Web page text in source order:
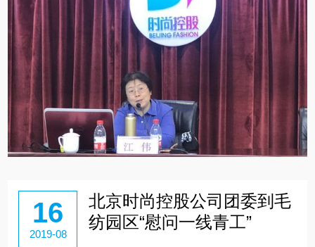
16
2019-08
北京时尚控股公司团委到毛
纺园区“慰问一线青工”